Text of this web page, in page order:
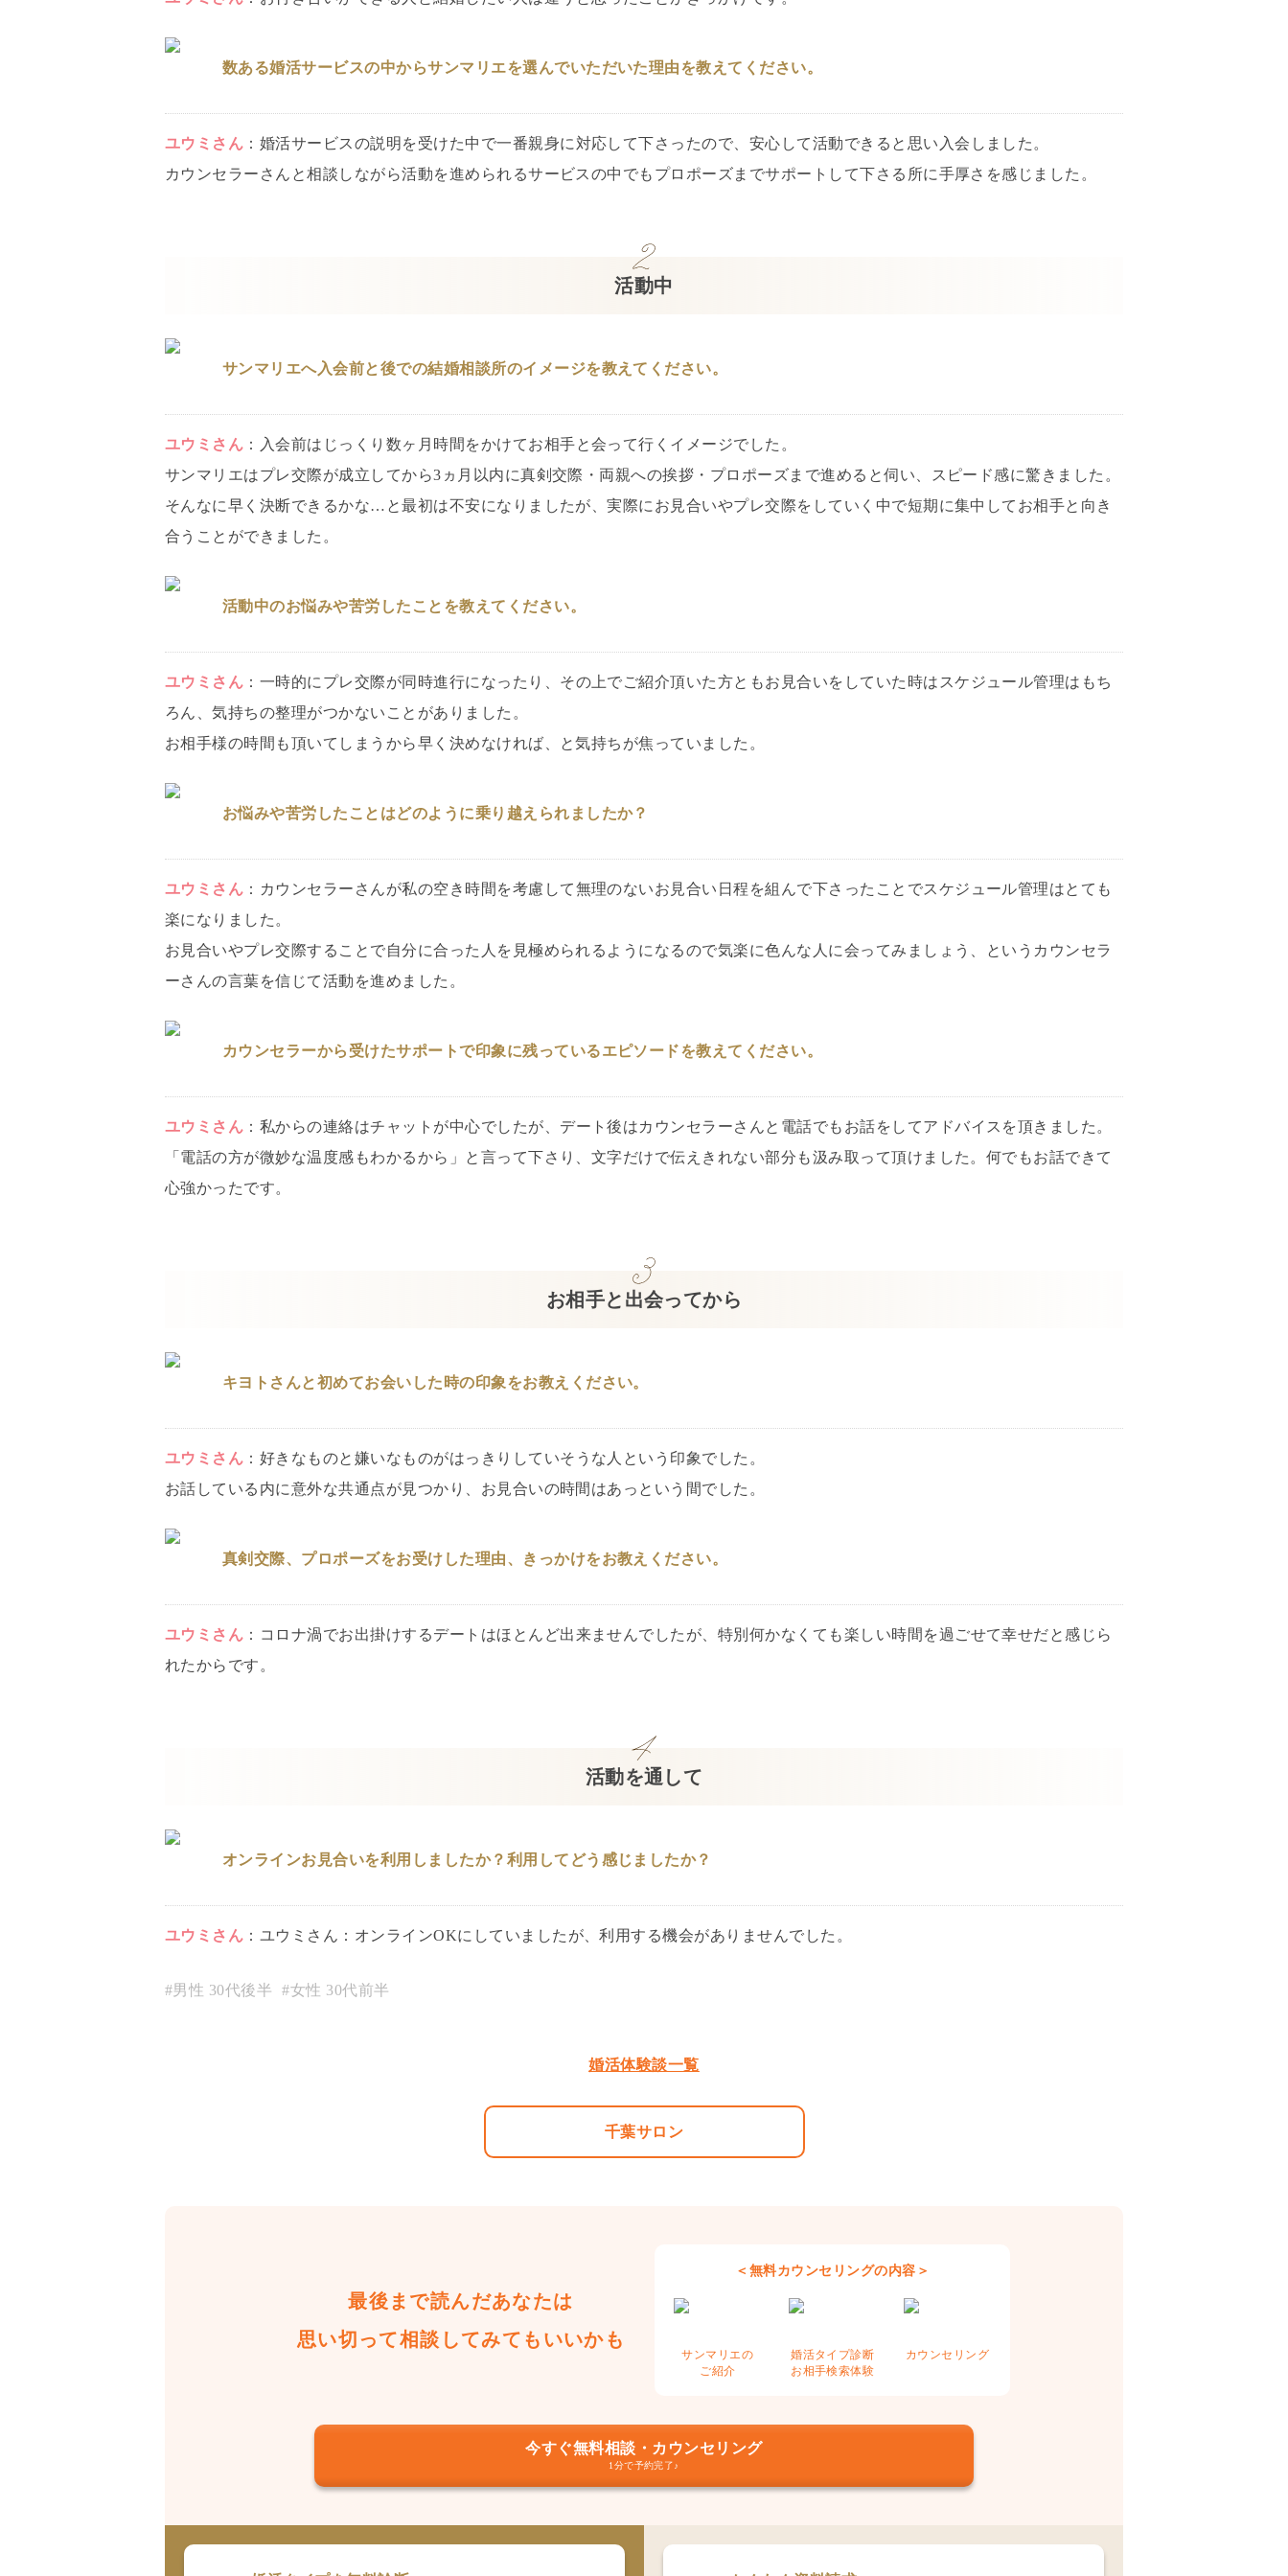
数ある婚活サービスの中からサンマリエを選んでいただいた理由を教えてください。
ユウミ さん ： 婚活サービスの説明を受けた中で一番親身に対応して下さったので、安心して活動できると思い入会しました。
カウンセラーさんと相談しながら活動を進められるサービスの中でもプロポーズまでサポートして下さる所に手厚さを感じました。
活動中
サンマリエへ入会前と後での結婚相談所のイメージを教えてください。
ユウミ さん ：
入会前はじっくり数ヶ月時間をかけてお相手と会って行くイメージでした。
サンマリエはプレ交際が成立してから3ヵ月以内に真剣交際・両親への挨拶・プロポーズまで進めると伺い、スピード感に驚きました。
そんなに早く決断できるかな…と最初は不安になりましたが、実際にお見合いやプレ交際をしていく中で短期に集中してお相手と向き
合うことができました。
活動中のお悩みや苦労したことを教えてください。
ユウミ さん ： 一時的にプレ交際が同時進行になったり、その上でご紹介頂いた方ともお見合いをしていた時はスケジュール管理はもち
ろん、気持ちの整理がつかないことがありました。
お相手様の時間も頂いてしまうから早く決めなければ、と気持ちが焦っていました。
お悩みや苦労したことはどのように乗り越えられましたか？
ユウミ さん ： カウンセラーさんが私の空き時間を考慮して無理のないお見合い日程を組んで下さったことでスケジュール管理はとても
楽になりました。
お見合いやプレ交際することで自分に合った人を見極められるようになるので気楽に色んな人に会ってみましょう、というカウンセラ
ーさんの言葉を信じて活動を進めました。
カウンセラーから受けたサポートで印象に残っているエピソードを教えてください。
ユウミ さん ： 私からの連絡はチャットが中心でしたが、デート後はカウンセラーさんと電話でもお話をしてアドバイスを頂きました。
「電話の方が微妙な温度感もわかるから」と言って下さり、文字だけで伝えきれない部分も汲み取って頂けました。何でもお話できて
心強かったです。
お相手と出会ってから
キヨトさんと初めてお会いした時の印象をお教えください。
ユウミ さん ： 好きなものと嫌いなものがはっきりしていそうな人という印象でした。
お話している内に意外な共通点が見つかり、お見合いの時間はあっという間でした。
真剣交際、プロポーズをお受けした理由、きっかけをお教えください。
ユウミ さん ： コロナ渦でお出掛けするデートはほとんど出来ませんでしたが、特別何かなくても楽しい時間を過ごせて幸せだと感じら
れたからです。
活動を通して
オンラインお見合いを利用しましたか？利用してどう感じましたか？
ユウミ さん ： ユウミさん：オンラインOKにしていましたが、利用する機会がありませんでした。
#男性 30代後半 #女性 30代前半
婚活体験談一覧
千葉サロン
最後まで読んだあなたは
思い切って相談してみてもいいかも
＜無料カウンセリングの内容＞
サンマリエの
ご紹介
婚活タイプ診断
お相手検索体験
カウンセリング
今すぐ無料相談・カウンセリング
1分で予約完了♪